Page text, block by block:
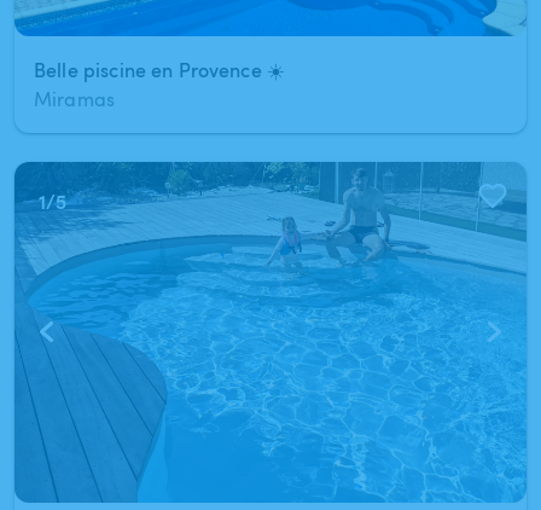
Belle piscine en Provence ☀️
Miramas
1/5